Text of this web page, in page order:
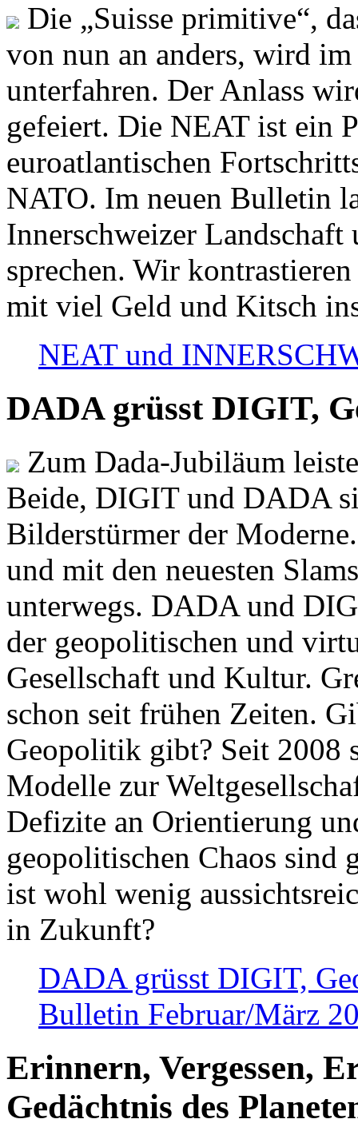
Die „Suisse primitive“,
von nun an anders, wird
unterfahren. Der Anlass
gefeiert. Die NEAT ist ein
euroatlantischen
NATO. Im neuen Bulletin
Innerschweizer
sprechen. Wir
mit viel Geld und Kitsch
NEAT und
DADA grüsst DIGIT,
Zum Dada-Jubiläum
Beide, DIGIT und DADA
Bilderstürmer der
und mit den neuesten
unterwegs. DADA und
der geopolitischen und
Gesellschaft und Kultur.
schon seit frühen Zeiten.
Geopolitik gibt? Seit 2008
Modelle zur
Defizite an Orientierung
geopolitischen Chaos sind
ist wohl wenig
in Zukunft?
DADA grüsst DIGIT,
Bulletin Februar/März
Erinnern, Vergessen,
Gedächtnis des